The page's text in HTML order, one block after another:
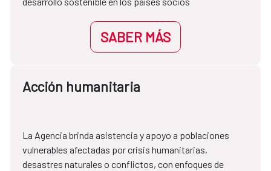
SABER MÁS
Acción humanitaria
La Agencia brinda asistencia y apoyo a poblaciones
vulnerables afectadas por crisis humanitarias,
desastres naturales o conflictos, con enfoques de